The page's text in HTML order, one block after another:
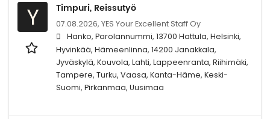
Y Timpuri, Reissutyö
07.08.2026, YES Your Excellent Staff Oy
Hanko, Parolannummi, 13700 Hattula, Helsinki,
Hyvinkää, Hämeenlinna, 14200 Janakkala,
Jyväskylä, Kouvola, Lahti, Lappeenranta, Riihimäki,
Tampere, Turku, Vaasa, Kanta-Häme, Keski-
Suomi, Pirkanmaa, Uusimaa